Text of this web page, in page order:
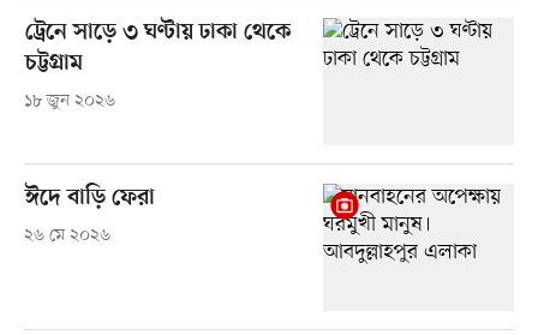
ট্রেনে সাড়ে ৩ ঘণ্টায় ঢাকা থেকে
চট্টগ্রাম
১৮ জুন ২০২৬
ঈদে বাড়ি ফেরা
২৬ মে ২০২৬